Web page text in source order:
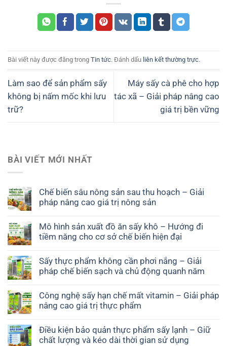
BÀI VIẾT MỚI NHẤT
Chế biến sâu nông sản sau thu hoạch – Giải
pháp nâng cao giá trị nông sản
Mô hình sản xuất đồ ăn sấy khô – Hướng đi
tiềm năng cho cơ sở chế biến hiện đại
Sấy thực phẩm không cần phơi nắng – Giải
pháp chế biến sạch và chủ động quanh năm
Công nghệ sấy hạn chế mất vitamin – Giải pháp
nâng cao giá trị thực phẩm
Điều kiện bảo quản thực phẩm sấy lạnh – Giữ
chất lượng và kéo dài thời gian sử dụng
Bài viết này được đăng trong Tin tức. Đánh dấu liên kết thường trực.
Làm sao để sản phẩm sấy
không bị nấm mốc khi lưu
trữ?
Máy sấy cà phê cho hợp
tác xã – Giải pháp nâng cao
giá trị bền vững